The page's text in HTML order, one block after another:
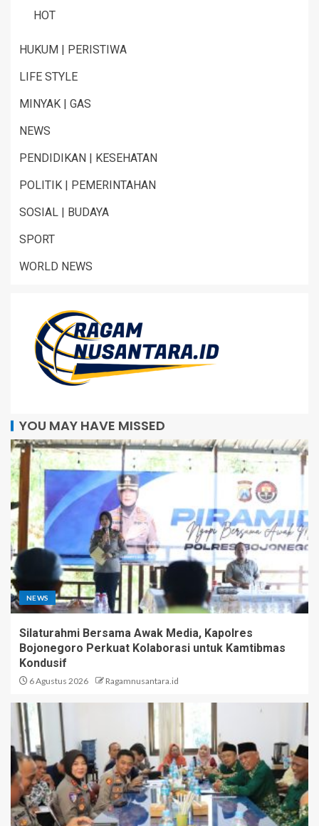
HOT
HUKUM | PERISTIWA
LIFE STYLE
MINYAK | GAS
NEWS
PENDIDIKAN | KESEHATAN
POLITIK | PEMERINTAHAN
SOSIAL | BUDAYA
SPORT
WORLD NEWS
YOU MAY HAVE MISSED
NEWS
Silaturahmi Bersama Awak Media, Kapolres
Bojonegoro Perkuat Kolaborasi untuk Kamtibmas
Kondusif
6 Agustus 2026 Ragamnusantara.id